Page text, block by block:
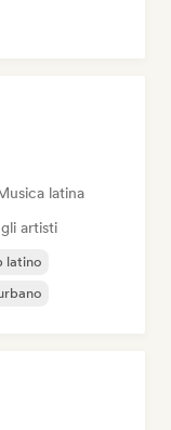
latina
artisti
latino